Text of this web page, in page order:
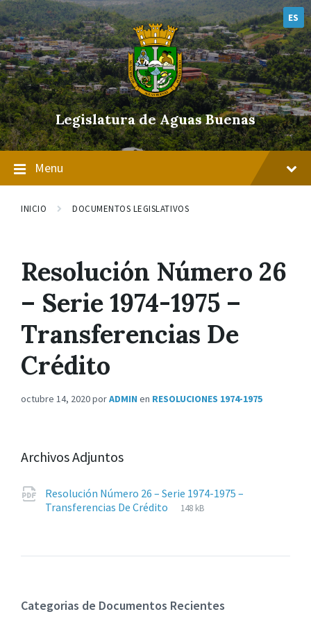
Skip
to
content
Skip
to
main
navigation
Skip
to
footer
ES
Legislatura de Aguas Buenas
Menu
INICIO DOCUMENTOS LEGISLATIVOS
Resolución Número 26
– Serie 1974-1975 –
Transferencias De
Crédito
octubre 14, 2020porADMIN en RESOLUCIONES 1974-1975
Archivos Adjuntos
Resolución Número 26 – Serie 1974-1975 –
Transferencias De Crédito
Extensiones
pdf
Tamaño
148 kB
Categorias de Documentos Recientes